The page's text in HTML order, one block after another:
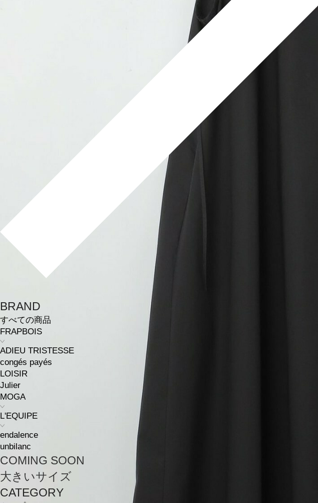
BRAND
すべての商品
FRAPBOIS
ADIEU TRISTESSE
congés payés
LOISIR
Julier
MOGA
L'EQUIPE
endalence
unbilanc
COMING SOON
大きいサイズ
CATEGORY